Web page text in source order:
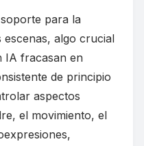
para la
algo crucial
IA fracasan en
de principio
aspectos
el movimiento, el